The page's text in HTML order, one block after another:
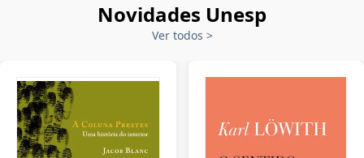
Novidades Unesp
Ver todos >